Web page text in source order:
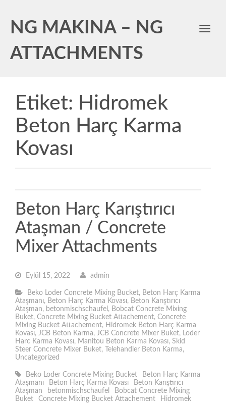
NG MAKINA – NG
ATTACHMENTS
Toggle
Etiket: Hidromek
Beton Harç Karma
Kovası
Beton Harç Karıştırıcı
Ataşman / Concrete
Mixer Attachments
Eylül 15, 2022 admin
Beko Loder Concrete Mixing Bucket, Beton Harç Karma
Ataşmanı, Beton Harç Karma Kovası, Beton Karıştırıcı
Ataşman, betonmischschaufel , Bobcat Concrete Mixing
Buket, Concrete Mixing Bucket Attachement, Concrete
Mixing Bucket Attachement, Hidromek Beton Harç Karma
Kovası, JCB Beton Karma, JCB Concrete Mixer Buket, Loder
Harc Karma Kovası, Manitou Beton Karma Kovası, Skid
Steer Concrete Mixer Buket, Telehandler Beton Karma,
Uncategorized
Beko Loder Concrete Mixing Bucket
Beton Harç Karma
Ataşmanı
Beton Harç Karma Kovası
Beton Karıştırıcı
Ataşman
betonmischschaufel
Bobcat Concrete Mixing
Buket
Concrete Mixing Bucket Attachement
Hidromek